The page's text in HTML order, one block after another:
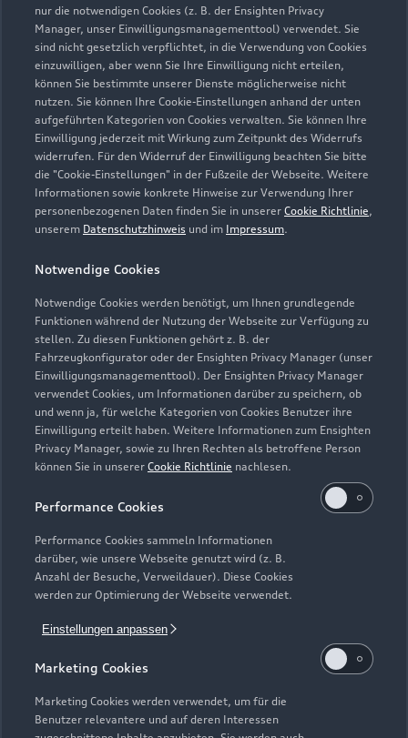
nur die notwendigen Cookies (z. B. der Ensighten Privacy
Manager, unser Einwilligungsmanagementtool) verwendet. Sie
sind nicht gesetzlich verpflichtet, in die Verwendung von Cookies
einzuwilligen, aber wenn Sie Ihre Einwilligung nicht erteilen,
können Sie bestimmte unserer Dienste möglicherweise nicht
nutzen. Sie können Ihre Cookie-Einstellungen anhand der unten
aufgeführten Kategorien von Cookies verwalten. Sie können Ihre
Einwilligung jederzeit mit Wirkung zum Zeitpunkt des Widerrufs
widerrufen. Für den Widerruf der Einwilligung beachten Sie bitte
die "Cookie-Einstellungen" in der Fußzeile der Webseite. Weitere
Informationen sowie konkrete Hinweise zur Verwendung Ihrer
personenbezogenen Daten finden Sie in unserer Cookie Richtlinie,
unserem Datenschutzhinweis und im Impressum.
Notwendige Cookies
Notwendige Cookies werden benötigt, um Ihnen grundlegende
Funktionen während der Nutzung der Webseite zur Verfügung zu
stellen. Zu diesen Funktionen gehört z. B. der
Fahrzeugkonfigurator oder der Ensighten Privacy Manager (unser
Einwilligungsmanagementtool). Der Ensighten Privacy Manager
verwendet Cookies, um Informationen darüber zu speichern, ob
und wenn ja, für welche Kategorien von Cookies Benutzer ihre
Einwilligung erteilt haben. Weitere Informationen zum Ensighten
Privacy Manager, sowie zu Ihren Rechten als betroffene Person
können Sie in unserer Cookie Richtlinie nachlesen.
Performance Cookies
Performance Cookies sammeln Informationen
darüber, wie unsere Webseite genutzt wird (z. B.
Anzahl der Besuche, Verweildauer). Diese Cookies
werden zur Optimierung der Webseite verwendet.
Einstellungen anpassen
Marketing Cookies
Marketing Cookies werden verwendet, um für die
Benutzer relevantere und auf deren Interessen
Zurück nach oben
Modelle
Alle Modelle
Modelle vergleichen
Elektromodelle
Plug-in-Hybride
Kaufen & leasen
Gebrauchtwagensuche
Gebrauchtwagen
Finanzierung
Aktionen & Angebote
Geschäftskunden
Service & Zubehör
Audi Services
Garantie
Audi digital services
myAudi
Kundenservice
Audi Online Beratung
Über Audi
Unternehmen
Karriere
Investor Relations
© 2026 AUDI AG. Alle Rechte vorbehalten